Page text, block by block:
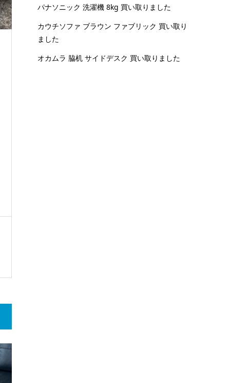
パナソニック 洗濯機 8kg 買い取りました
カウチソファ ブラウン ファブリック 買い取り
ました
オカムラ 脇机 サイドデスク 買い取りました